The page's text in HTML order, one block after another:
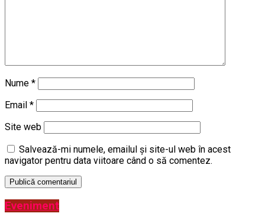
Nume *
Email *
Site web
Salvează-mi numele, emailul și site-ul web în acest
navigator pentru data viitoare când o să comentez.
Eveniment